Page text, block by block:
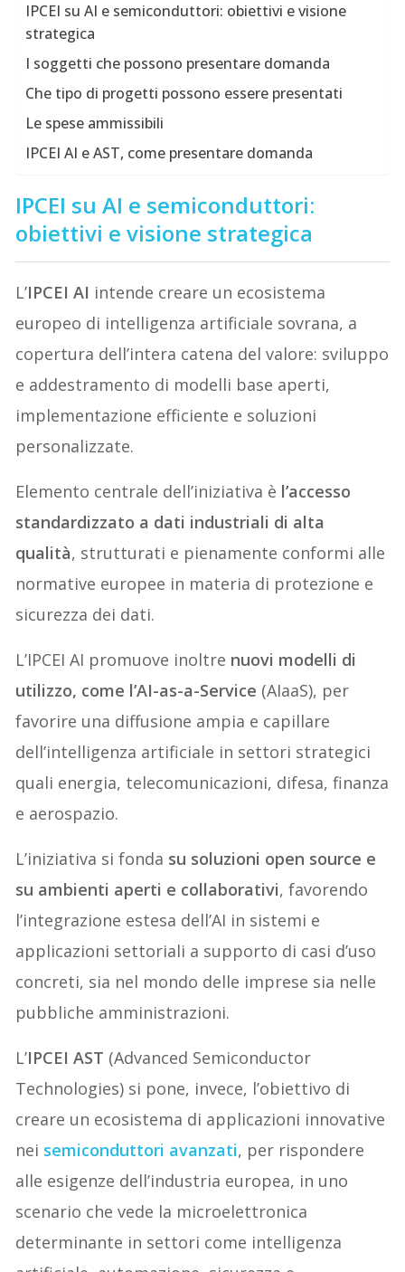
IPCEI su AI e semiconduttori: obiettivi e visione
strategica
I soggetti che possono presentare domanda
Che tipo di progetti possono essere presentati
Le spese ammissibili
IPCEI AI e AST, come presentare domanda
IPCEI su AI e semiconduttori:
obiettivi e visione strategica
L’IPCEI AI intende creare un ecosistema
europeo di intelligenza artificiale sovrana, a
copertura dell’intera catena del valore: sviluppo
e addestramento di modelli base aperti,
implementazione efficiente e soluzioni
personalizzate.
Elemento centrale dell’iniziativa è l’accesso
standardizzato a dati industriali di alta
qualità, strutturati e pienamente conformi alle
normative europee in materia di protezione e
sicurezza dei dati.
L’IPCEI AI promuove inoltre nuovi modelli di
utilizzo, come l’AI-as-a-Service (AIaaS), per
favorire una diffusione ampia e capillare
dell’intelligenza artificiale in settori strategici
quali energia, telecomunicazioni, difesa, finanza
e aerospazio.
L’iniziativa si fonda su soluzioni open source e
su ambienti aperti e collaborativi, favorendo
l’integrazione estesa dell’AI in sistemi e
applicazioni settoriali a supporto di casi d’uso
concreti, sia nel mondo delle imprese sia nelle
pubbliche amministrazioni.
L’IPCEI AST (Advanced Semiconductor
Technologies) si pone, invece, l’obiettivo di
creare un ecosistema di applicazioni innovative
nei semiconduttori avanzati, per rispondere
alle esigenze dell’industria europea, in uno
scenario che vede la microelettronica
determinante in settori come intelligenza